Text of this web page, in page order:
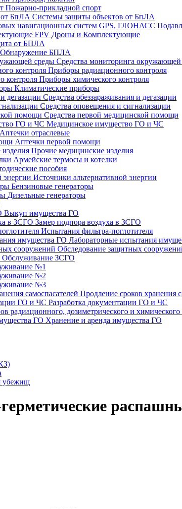
Пожарно-прикладной спорт
Системы защиты объектов от БпЛА
FPV Дроны и Комплектующие
от БПЛА
Обнаружение БПЛА
Средства мониторинга
Приборы радиационного контроля
Приборы химического контроля
Климатические приборы
Средства обеззараживания и дегазации
Средства оповещения и сигнализации
Средства первой медицинской помощи
Медицинское имущество ГО и ЧС
Аптечки отраслевые
Аптечки первой помощи
Прочие медицинские изделия
Армейские термосы и котелки
пособия
Источники альтернативной энергии
Бензиновые генераторы
Дизельные генераторы
Выкуп имущества ГО
Замер подпора воздуха в ЗСГО
Испытания фильтра-поглотителя
Лабораторные испытания
Обследование защитных
Обслуживание ЗСГО
№1
№2
№3
Продление сроков хранения
Разработка документации ГО и ЧС
Хранение и аренда имущества ГО
убежищ